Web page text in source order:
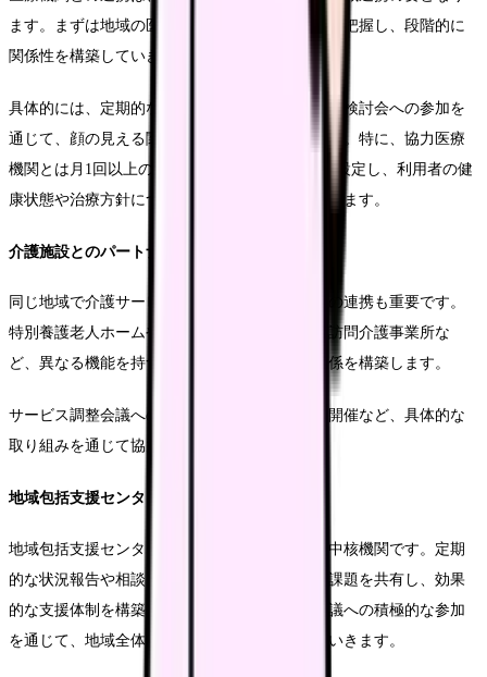
ます。まずは地域の医療機関の特性や得意分野を把握し、段階的に
関係性を構築していきます。
具体的には、定期的な情報交換会の開催や、症例検討会への参加を
通じて、顔の見える関係づくりを進めていきます。特に、協力医療
機関とは月1回以上の定期的なカンファレンスを設定し、利用者の健
康状態や治療方針について緊密な情報共有を行います。
介護施設とのパートナーシップ
同じ地域で介護サービスを提供する他の施設との連携も重要です。
特別養護老人ホームやデイサービスセンター、訪問介護事業所な
ど、異なる機能を持つ施設との相互補完的な関係を構築します。
サービス調整会議への参加や、合同での研修会開催など、具体的な
取り組みを通じて協力関係を深めていきます。
地域包括支援センターとの連携強化
地域包括支援センターは、地域の介護・福祉の中核機関です。定期
的な状況報告や相談を通じて、地域のニーズや課題を共有し、効果
的な支援体制を構築します。また、地域ケア会議への積極的な参加
を通じて、地域全体の介護力向上にも貢献していきます。